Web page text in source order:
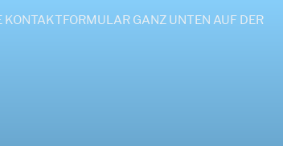
GANZ UNTEN AUF DER